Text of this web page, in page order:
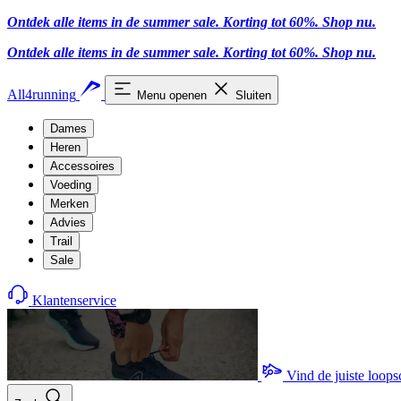
Ontdek alle items in de summer sale. Korting tot 60%. Shop nu.
Ontdek alle items in de summer sale. Korting tot 60%. Shop nu.
All4running Menu openen Sluiten
Dames
Heren
Accessoires
Voeding
Merken
Advies
Trail
Sale
Klantenservice
Vind de juiste